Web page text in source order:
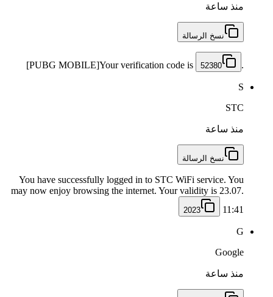
منذ ساعة
نسخ الرسالة
[PUBG MOBILE]Your verification code is 52380 .
S
STC
منذ ساعة
نسخ الرسالة
You have successfully logged in to STC WiFi service. You
may now enjoy browsing the internet. Your validity is 23.07.
2023 11:41
G
Google
منذ ساعة